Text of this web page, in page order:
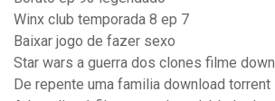
Winx club temporada 8 ep 7
Baixar jogo de fazer sexo
Star wars a guerra dos clones filme
De repente uma familia download torrent